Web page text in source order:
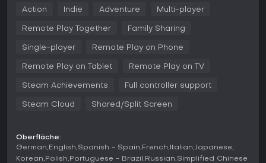
das Durchqueren prozedural generierter Etagen voller
von Helden mit einzigartigen Startwaffen und -items und
Umkippen von Tischen. Die Bullet-Hell-Elemente verlangen
präzise Bewegungen, um dichte Projektilsalven der
Gundead-Feinde zu entgehen. Loot-Sammlung ist
Fortschritt an, indem er nach Erfolgen die Schwierigkeit
Action Indie Adventure Multi-player
Remote Play Together Family Sharing
Single-player Remote Play on Phone
Remote Play on Tablet Remote Play on TV
Steam Achievements Full controller support
Steam Cloud Shared/Split Screen
Oberfläche:
German English Spanish - Spain French Italian Japanese
Korean Polish Portuguese - Brazil Russian Simplified Chinese